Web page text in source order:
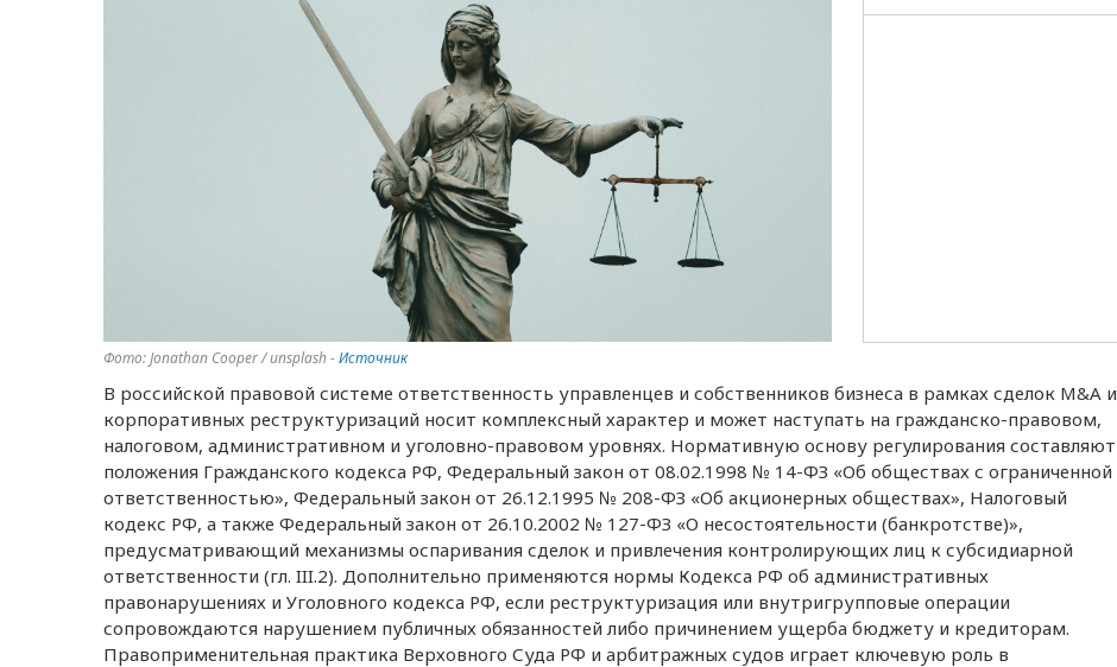
Фото: Jonathan Cooper / unsplash -Источник
В российской правовой системе ответственность управленцев и собственников бизнеса в рамках сделок M&A и
корпоративных реструктуризаций носит комплексный характер и может наступать на гражданско-правовом,
налоговом, административном и уголовно-правовом уровнях. Нормативную основу регулирования составляют
положения Гражданского кодекса РФ, Федеральный закон от 08.02.1998 № 14-ФЗ «Об обществах с ограниченной
ответственностью», Федеральный закон от 26.12.1995 № 208-ФЗ «Об акционерных обществах», Налоговый
кодекс РФ, а также Федеральный закон от 26.10.2002 № 127-ФЗ «О несостоятельности (банкротстве)»,
предусматривающий механизмы оспаривания сделок и привлечения контролирующих лиц к субсидиарной
ответственности (гл. III.2). Дополнительно применяются нормы Кодекса РФ об административных
правонарушениях и Уголовного кодекса РФ, если реструктуризация или внутригрупповые операции
сопровождаются нарушением публичных обязанностей либо причинением ущерба бюджету и кредиторам.
Правоприменительная практика Верховного Суда РФ и арбитражных судов играет ключевую роль в